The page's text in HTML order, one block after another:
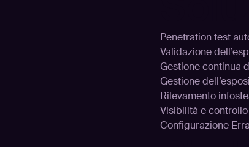
Penetration test
Validazione
Gestione continua
Gestione
Rilevamento
Visibilità e
Configurazione